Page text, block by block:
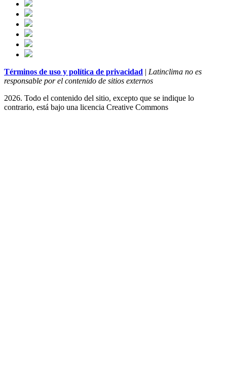
Términos de uso y política de privacidad | Latinclima no es
responsable por el contenido de sitios externos
2026. Todo el contenido del sitio, excepto que se indique lo
contrario, está bajo una licencia Creative Commons